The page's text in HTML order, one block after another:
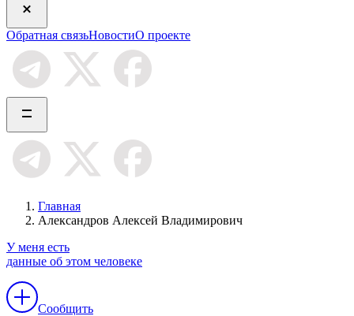
Обратная связьНовостиО проекте
Главная
Александров Алексей Владимирович
У меня есть
данные об этом человеке
Сообщить